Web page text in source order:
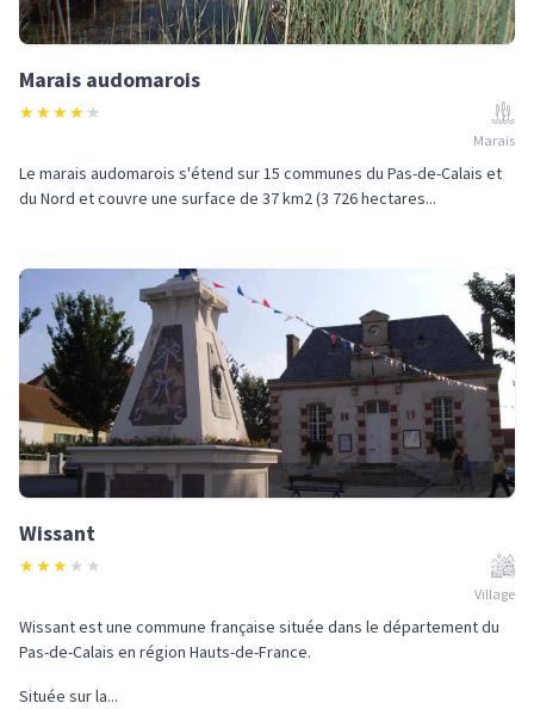
Marais audomarois
★★★★ ★
Marais
Le marais audomarois s'étend sur 15 communes du Pas-de-Calais et
du Nord et couvre une surface de 37 km2 (3 726 hectares...
Wissant
★★★ ★ ★
Village
Wissant est une commune française située dans le département du
Pas-de-Calais en région Hauts-de-France.
Située sur la...